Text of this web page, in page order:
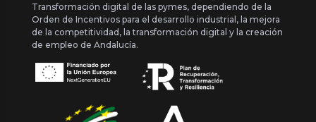
Transformación digital de las pymes, dependiendo de la
Orden de Incentivos para el desarrollo industrial, la mejora
de la competitividad, la transformación digital y la creación
de empleo de Andalucía.